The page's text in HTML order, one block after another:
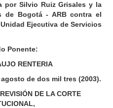
por Silvio Ruiz Grisales y la
de Bogotá - ARB contra el
Ejecutiva de Servicios
Ponente:
RENTERIA
de dos mil tres (2003).
DE LA CORTE